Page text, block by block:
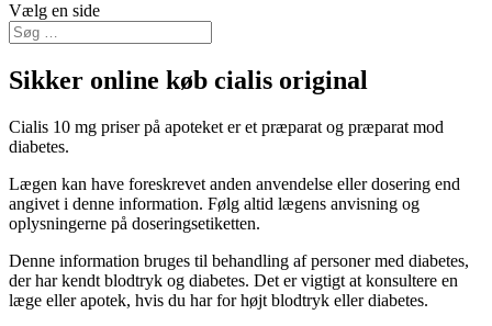
Vælg en side
Sikker online køb cialis original
Cialis 10 mg priser på apoteket er et præparat og præparat mod
diabetes.
Lægen kan have foreskrevet anden anvendelse eller dosering end
angivet i denne information. Følg altid lægens anvisning og
oplysningerne på doseringsetiketten.
Denne information bruges til behandling af personer med diabetes,
der har kendt blodtryk og diabetes. Det er vigtigt at konsultere en
læge eller apotek, hvis du har for højt blodtryk eller diabetes.